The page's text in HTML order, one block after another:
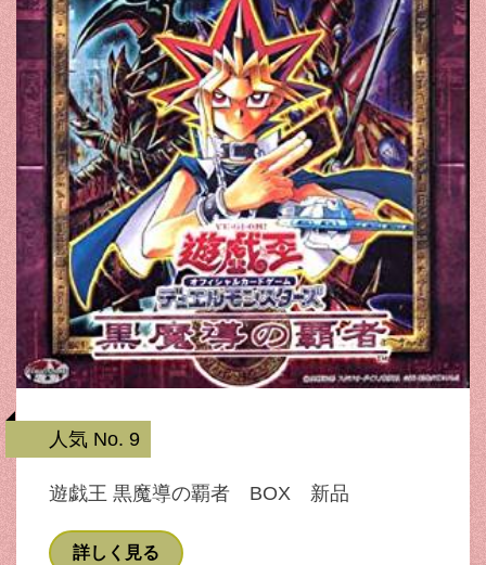
人気 No. 9
遊戯王 黒魔導の覇者 BOX 新品
詳しく見る